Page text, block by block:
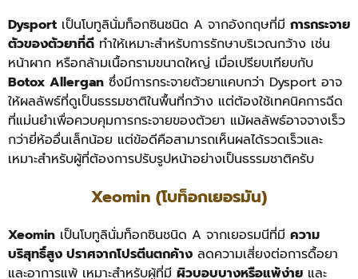
Dysport เป็นโบทูลินั่มท็อกซินชนิด A จากอังกฤษที่มี การกระจาย
ตัวของตัวยาที่ดี ทำให้เหมาะสำหรับการรักษาบริเวณกว้าง เช่น
หน้าผาก หรือกล้ามเนื้อกรามขนาดใหญ่ เมื่อเปรียบเทียบกับ
Botox Allergan ซึ่งมีการกระจายตัวยาแคบกว่า Dysport อาจ
ให้ผลลัพธ์ที่ดูเป็นธรรมชาติในพื้นที่กว้าง แต่ต้องใช้เทคนิคการฉีด
ที่แม่นยำเพื่อควบคุมการกระจายของตัวยา แม้ผลลัพธ์อาจจางเร็ว
กว่ายี่ห้ออื่นเล็กน้อย แต่ข้อดีคือสามารถเห็นผลได้รวดเร็วและ
เหมาะสำหรับผู้ที่ต้องการปรับรูปหน้าอย่างเป็นธรรมชาติครับ
Xeomin (โบท็อกเยอรมัน)
Xeomin เป็นโบทูลินั่มท็อกซินชนิด A จากเยอรมนีที่มี ความ
บริสุทธิ์สูง ปราศจากโปรตีนตกค้าง ลดความเสี่ยงต่อการดื้อยา
และอาการแพ้ เหมาะสำหรับผู้ที่มี ผิวบอบบางหรือแพ้ง่าย และ